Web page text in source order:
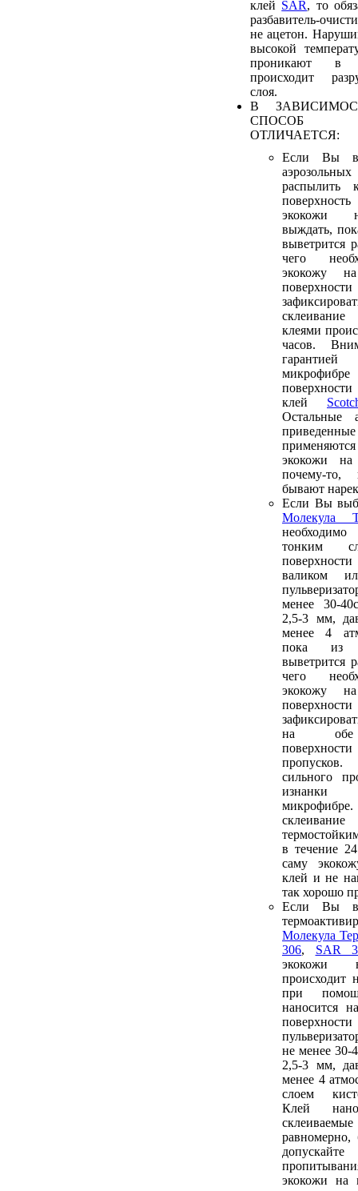
клей SAR, то
разбавитель-
не ацетон.
высокой
проникают в
происходит
слоя.
В
СПОСОБ
ОТЛИЧАЕТСЯ:
Если Вы
распылить
экокожи
выждать,
выветрится
чего
экокожу
клеями
часов.
клей
Остальные
экокожи
почему-
бывают
Если Вы
Молекула
тонким
валиком
менее 30-
2,5-3 мм,
менее 4
пока из
выветрится
чего
экокожу
на обе
сильного
в течение
саму
клей и не
так хорошо
Если Вы
Молекула
306, SAR
экокожи
происходит
при
наносится
не менее 30-
2,5-3 мм,
менее 4
слоем
Клей
равномерно,
экокожи на